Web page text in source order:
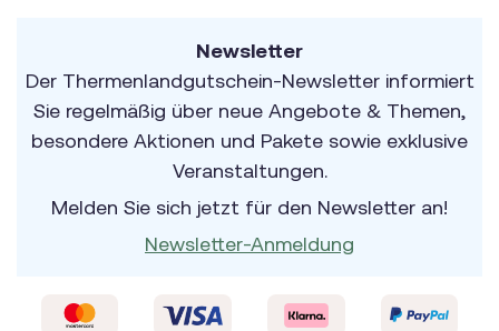
Newsletter
Der Thermenlandgutschein-Newsletter informiert
Sie regelmäßig über neue Angebote & Themen,
besondere Aktionen und Pakete sowie exklusive
Veranstaltungen.
Melden Sie sich jetzt für den Newsletter an!
Newsletter-Anmeldung